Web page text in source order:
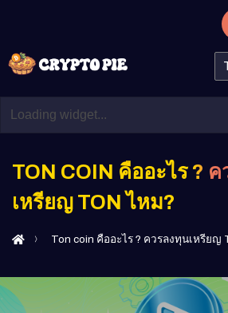
TON COIN คืออะไร ?
เหรียญ TON ไหม?
Ton coin คืออะไร ? ควรลงทุนเหรียญ